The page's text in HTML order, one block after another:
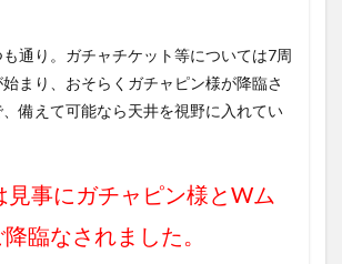
通り。ガチャチケット等については7周
まり、おそらくガチャピン様が降臨さ
備えて可能なら天井を視野に入れてい
事にガチャピン様とWム
臨なされました。